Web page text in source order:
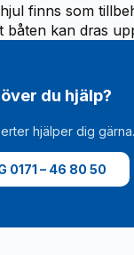
finns som
båten kan dras
du hjälp?
hjälper dig gärna.
0171 – 46 80 50